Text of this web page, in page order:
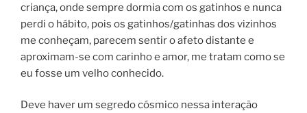
criança, onde sempre dormia com os gatinhos e nunca
perdi o hábito, pois os gatinhos/gatinhas dos vizinhos
me conheçam, parecem sentir o afeto distante e
aproximam-se com carinho e amor, me tratam como se
eu fosse um velho conhecido.
Deve haver um segredo cósmico nessa interação